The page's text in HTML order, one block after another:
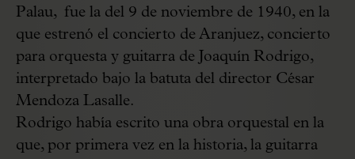
Palau, fue la del 9 de noviembre de 1940, en la
que estrenó el concierto de Aranjuez, concierto
para orquesta y guitarra de Joaquín Rodrigo,
interpretado bajo la batuta del director César
Mendoza Lasalle.
Rodrigo había escrito una obra orquestal en la
que, por primera vez en la historia, la guitarra